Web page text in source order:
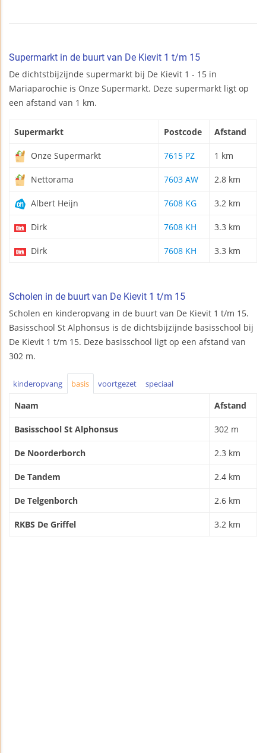
Supermarkt in de buurt van De Kievit 1 t/m 15
De dichtstbijzijnde supermarkt bij De Kievit 1 - 15 in
Mariaparochie is Onze Supermarkt. Deze supermarkt ligt op
een afstand van 1 km.
Supermarkt Postcode Afstand
Onze Supermarkt 7615 PZ 1 km
Nettorama 7603 AW 2.8 km
Albert Heijn 7608 KG 3.2 km
Dirk 7608 KH 3.3 km
Dirk 7608 KH 3.3 km
Scholen in de buurt van De Kievit 1 t/m 15
Scholen en kinderopvang in de buurt van De Kievit 1 t/m 15.
Basisschool St Alphonsus is de dichtsbijzijnde basisschool bij
De Kievit 1 t/m 15. Deze basisschool ligt op een afstand van
302 m.
kinderopvang basis voortgezet speciaal
Naam Afstand
Basisschool St Alphonsus 302 m
De Noorderborch 2.3 km
De Tandem 2.4 km
De Telgenborch 2.6 km
RKBS De Griffel 3.2 km